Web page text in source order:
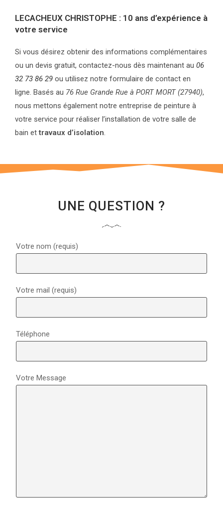
LECACHEUX CHRISTOPHE : 10 ans d’expérience à
votre service
Si vous désirez obtenir des informations complémentaires
ou un devis gratuit, contactez-nous dès maintenant au 06
32 73 86 29 ou utilisez notre formulaire de contact en
ligne. Basés au 76 Rue Grande Rue à PORT MORT (27940),
nous mettons également notre entreprise de peinture à
votre service pour réaliser l’installation de votre salle de
bain ettravaux d’isolation.
UNE QUESTION ?
Votre nom (requis)
Votre mail (requis)
Téléphone
Votre Message